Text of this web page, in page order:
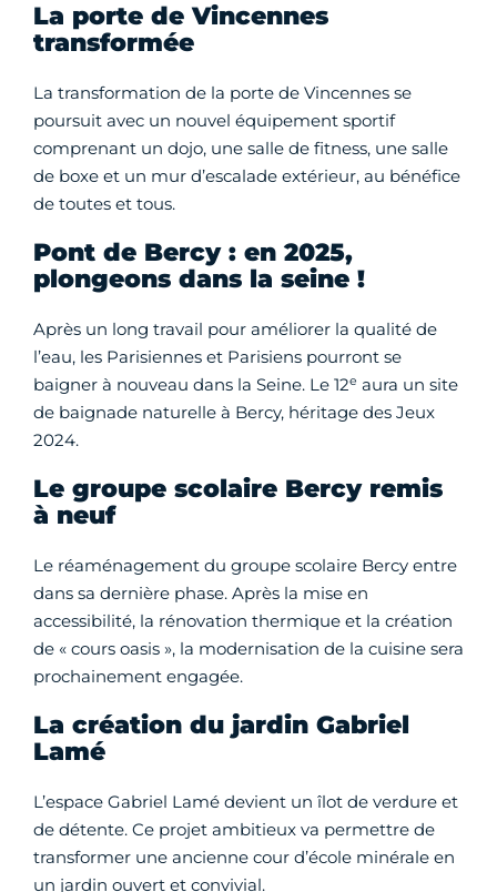
La porte de Vincennes
transformée
La transformation de la porte de Vincennes se
poursuit avec un nouvel équipement sportif
comprenant un dojo, une salle de fitness, une salle
de boxe et un mur d’escalade extérieur, au bénéfice
de toutes et tous.
Pont de Bercy : en 2025,
plongeons dans la seine !
Après un long travail pour améliorer la qualité de
l’eau, les Parisiennes et Parisiens pourront se
baigner à nouveau dans la Seine. Le 12e aura un site
de baignade naturelle à Bercy, héritage des Jeux
2024.
Le groupe scolaire Bercy remis
à neuf
Le réaménagement du groupe scolaire Bercy entre
dans sa dernière phase. Après la mise en
accessibilité, la rénovation thermique et la création
de « cours oasis », la modernisation de la cuisine sera
prochainement engagée.
La création du jardin Gabriel
Lamé
L’espace Gabriel Lamé devient un îlot de verdure et
de détente. Ce projet ambitieux va permettre de
transformer une ancienne cour d’école minérale en
un jardin ouvert et convivial.